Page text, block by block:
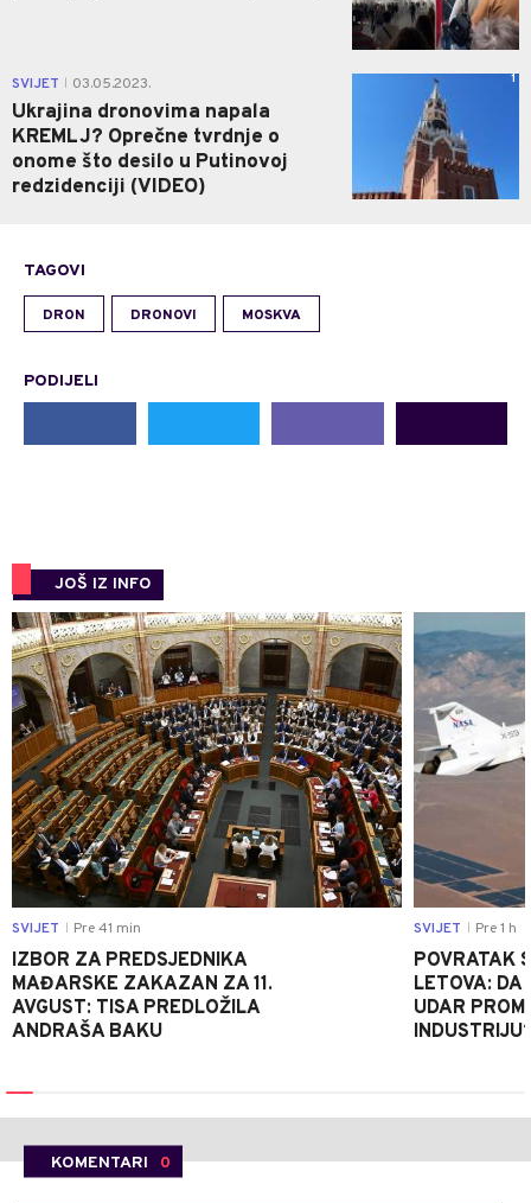
SVIJET 03.05.2023.
Ukrajina dronovima napala
KREMLJ? Oprečne tvrdnje o
onome što desilo u Putinovoj
redzidenciji (VIDEO)
1
TAGOVI
DRON DRONOVI MOSKVA
PODIJELI
JOŠ IZ INFO
0
SVIJET Pre 41 min
IZBOR ZA PREDSJEDNIKA
MAĐARSKE ZAKAZAN ZA 11.
AVGUST: TISA PREDLOŽILA
ANDRAŠA BAKU
SVIJET Pre 1 h
POVRATAK
LETOVA: DA
UDAR
KOMENTARI 0